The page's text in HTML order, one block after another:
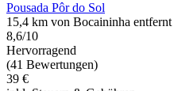
Pousada Pôr do Sol
15,4 km von Bocaininha entfernt
8,6/10
Hervorragend
(41 Bewertungen)
39 €